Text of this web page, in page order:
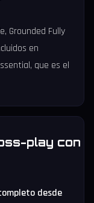
Grounded Fully
en
que es el
play con
desde